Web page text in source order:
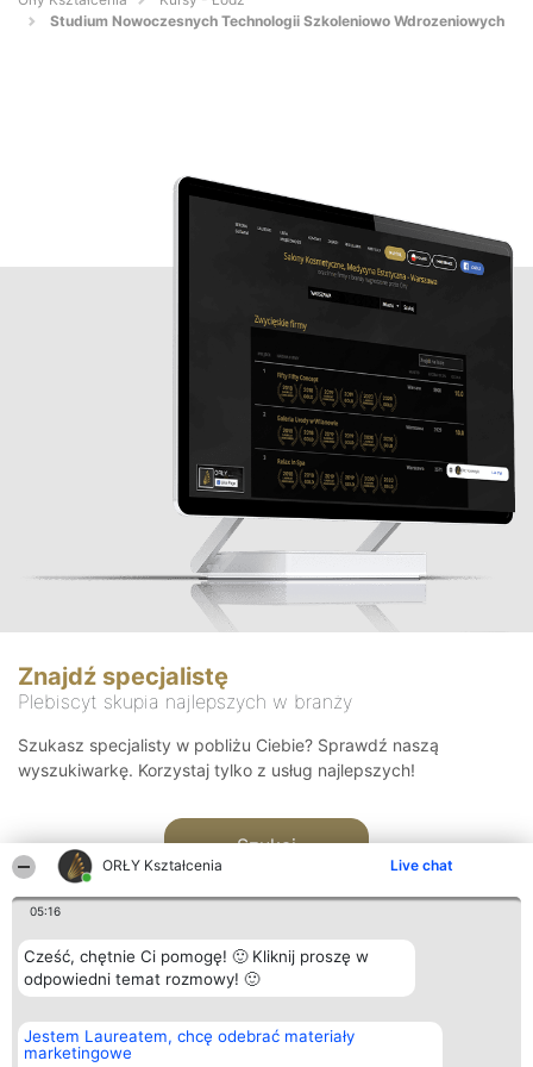
ORŁY Kształcenia Live chat
05:16
Cześć, chętnie Ci pomogę! 🙂 Kliknij proszę w
odpowiedni temat rozmowy! 🙂
Jestem Laureatem, chcę odebrać materiały
marketingowe
Studium Nowoczesnych Technologii Szkoleniowo Wdrozeniowych
Znajdź specjalistę
Plebiscyt skupia najlepszych w branży
Szukasz specjalisty w pobliżu Ciebie? Sprawdź naszą
wyszukiwarkę. Korzystaj tylko z usług najlepszych!
Szukaj
Organizator plebiscytu
Bright Side Solutions sp. z o.
o. sp. k.
Plebiscyt
Laureaci
Kontakt
Kontakt